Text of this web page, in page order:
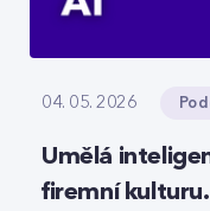
04. 05. 2026
Umělá
firemní